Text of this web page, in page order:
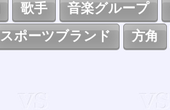
歌手 音楽グループ
スポーツブランド
方角